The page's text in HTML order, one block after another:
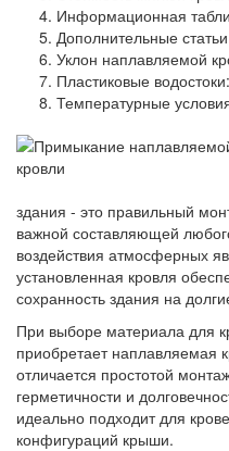
Информационная
Дополнительные статьи
Уклон наплавляемой
Пластиковые
Температурные
здания - это правильный
важной составляющей
воздействия атмосферных
установленная кровля
сохранность здания на
При выборе материала для
приобретает наплавляемая
отличается простотой
герметичности и
идеально подходит для
конфигураций крыши.